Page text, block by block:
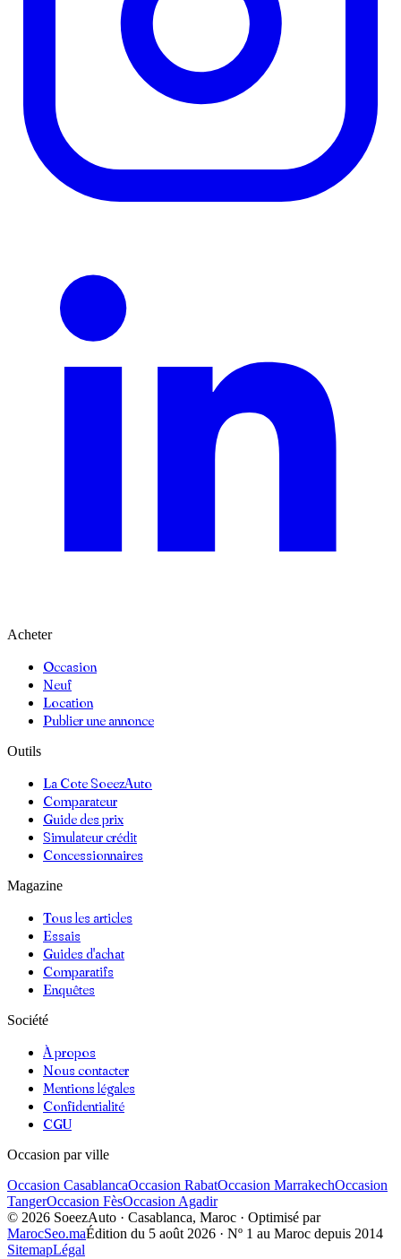
Acheter
Occasion
Neuf
Location
Publier une annonce
Outils
La Cote SoeezAuto
Comparateur
Guide des prix
Simulateur crédit
Concessionnaires
Magazine
Tous les articles
Essais
Guides d'achat
Comparatifs
Enquêtes
Société
À propos
Nous contacter
Mentions légales
Confidentialité
CGU
Occasion par ville
Occasion CasablancaOccasion RabatOccasion MarrakechOccasion
TangerOccasion FèsOccasion Agadir
© 2026 SoeezAuto · Casablanca, Maroc · Optimisé par
MarocSeo.maÉdition du 5 août 2026 · Nº 1 au Maroc depuis 2014
SitemapLégal